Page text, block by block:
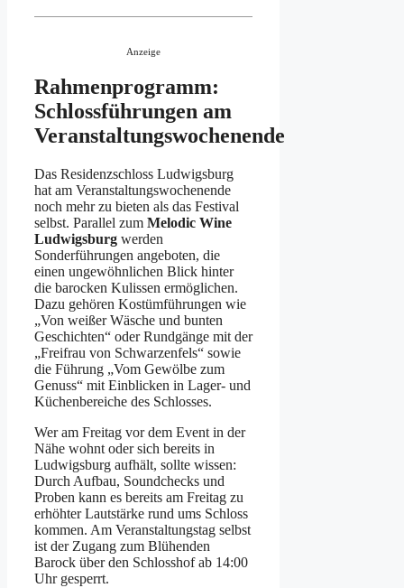
Anzeige
Rahmenprogramm:
Schlossführungen am
Veranstaltungswochenende
Das Residenzschloss Ludwigsburg
hat am Veranstaltungswochenende
noch mehr zu bieten als das Festival
selbst. Parallel zum Melodic Wine
Ludwigsburg werden
Sonderführungen angeboten, die
einen ungewöhnlichen Blick hinter
die barocken Kulissen ermöglichen.
Dazu gehören Kostümführungen wie
„Von weißer Wäsche und bunten
Geschichten“ oder Rundgänge mit der
„Freifrau von Schwarzenfels“ sowie
die Führung „Vom Gewölbe zum
Genuss“ mit Einblicken in Lager- und
Küchenbereiche des Schlosses.
Wer am Freitag vor dem Event in der
Nähe wohnt oder sich bereits in
Ludwigsburg aufhält, sollte wissen:
Durch Aufbau, Soundchecks und
Proben kann es bereits am Freitag zu
erhöhter Lautstärke rund ums Schloss
kommen. Am Veranstaltungstag selbst
ist der Zugang zum Blühenden
Barock über den Schlosshof ab 14:00
Uhr gesperrt.